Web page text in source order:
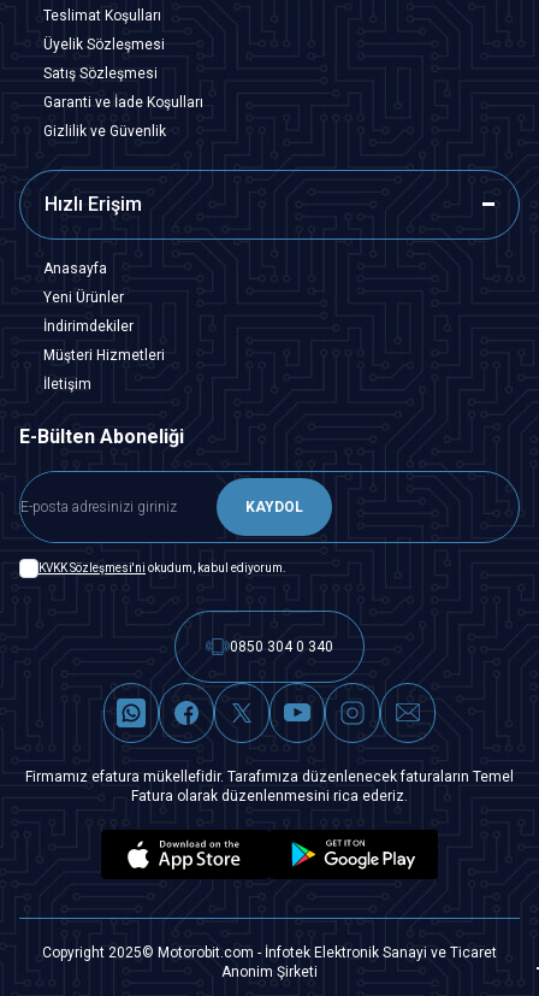
Teslimat Koşulları
Üyelik Sözleşmesi
Satış Sözleşmesi
Garanti ve İade Koşulları
Gizlilik ve Güvenlik
Hızlı Erişim
Anasayfa
Yeni Ürünler
İndirimdekiler
Müşteri Hizmetleri
İletişim
E-Bülten Aboneliği
KAYDOL
KVKK Sözleşmesi'ni okudum, kabul ediyorum.
0850 304 0 340
Firmamız efatura mükellefidir. Tarafımıza düzenlenecek faturaların Temel
Fatura olarak düzenlenmesini rica ederiz.
Copyright 2025© Motorobit.com - İnfotek Elektronik Sanayi ve Ticaret
Anonim Şirketi